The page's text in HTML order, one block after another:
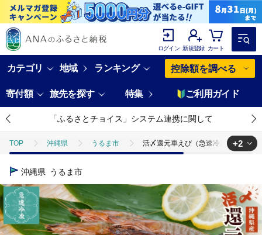
ログイン 新規登録 カート
カテゴリ 地域 ランキング 控除額を調べる
寄付額 旅先を探す 特集 ご利用ガイド
「ふるさとチョイス」システム連携に関して
TOP 沖縄県 うるま市 活〆還元車えび（急速冷凍・500g）
TOP
TOP 魚介類 活〆還元車えび（急速冷凍・500g）【エ
+2
沖縄県 うるま市